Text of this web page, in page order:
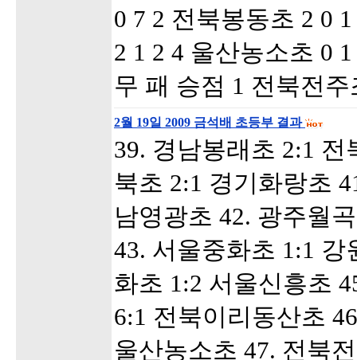
0 7 2 전북봉동초 2 0
2 1 2 4 울산농소초 0
무 패 승점 1 전북전
2월 19일 2009 금석배 초등부 결과
39. 경남봉래초 2:1
북초 2:1 경기화랑초
남영광초 42. 광주월
43. 서울중화초 1:1 강
화초 1:2 서울신흥초
6:1 전북이리동산초
울산농소초 47. 전북